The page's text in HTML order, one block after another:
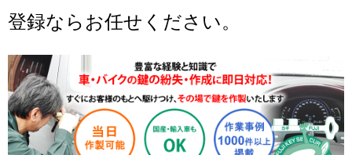
登録ならお任せください。